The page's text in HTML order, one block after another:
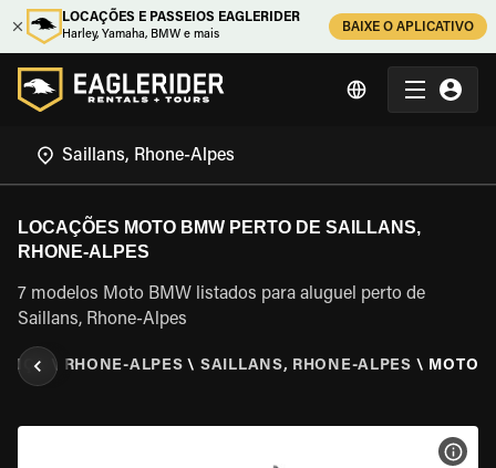
LOCAÇÕES E PASSEIOS EAGLERIDER
Harley, Yamaha, BMW e mais
BAIXE O APLICATIVO
LOCAÇÕES MOTO BMW PERTO DE SAILLANS,
RHONE-ALPES
7 modelos Moto BMW listados para aluguel perto de
Saillans, Rhone-Alpes
\ RHONE-ALPES \ SAILLANS, RHONE-ALPES \ MOTO
VER